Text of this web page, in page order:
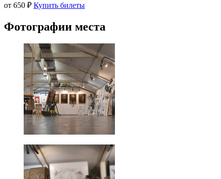
от 650 ₽ Купить билеты
Фотографии места